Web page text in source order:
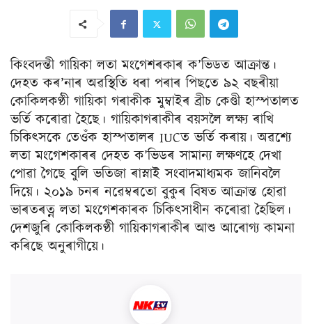
কিংবদন্তী গায়িকা লতা মংগেশৰকাৰ ক’ভিডত আক্ৰান্ত।
দেহত কৰ’নাৰ অৱস্থিতি ধৰা পৰাৰ পিছতে ৯২ বছৰীয়া
কোকিলকণ্ঠী গায়িকা গৰাকীক মুম্বাইৰ ব্ৰীচ কেণ্ডী হাস্পতালত
ভৰ্তি কৰোৱা হৈছে। গায়িকাগৰাকীৰ বয়সলৈ লক্ষ্য ৰাখি
চিকিৎসকে তেওঁক হাস্পতালৰ IUCত ভৰ্তি কৰায়। অৱশ্যে
লতা মংগেশকাৰৰ দেহত ক’ভিডৰ সামান্য লক্ষণহে দেখা
পোৱা গৈছে বুলি ভতিজা ৰাস্নাই সংবাদমাধ্যমক জানিবলৈ
দিয়ে। ২০১৯ চনৰ নৱেম্বৰতো বুকুৰ বিষত আক্ৰান্ত হোৱা
ভাৰতৰত্ন লতা মংগেশকাৰক চিকিৎসাধীন কৰোৱা হৈছিল।
দেশজুৰি কোকিলকণ্ঠী গায়িকাগৰাকীৰ আশু আৰোগ্য কামনা
কৰিছে অনুৰাগীয়ে।